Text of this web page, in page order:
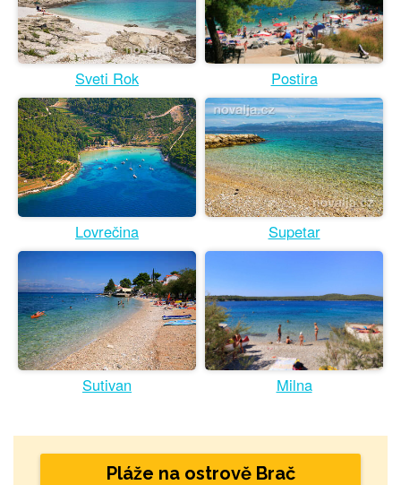
Sveti Rok Postira
Lovrečina Supetar
Sutivan Milna
Pláže na ostrově Brač